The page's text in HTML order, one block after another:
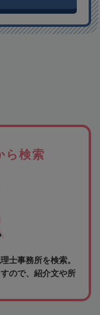
ら検索
士事務所を検索。
ので、紹介文や所